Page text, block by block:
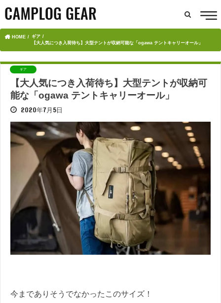
HOME
ギア
【大人気につき入荷待ち】大型テントが収納可能な「ogawa テントキャリーオール」
ギア
【大人気につき入荷待ち】大型テントが収納可
能な「ogawa テントキャリーオール」
2020年7月5日
今までありそうでなかったこのサイズ！